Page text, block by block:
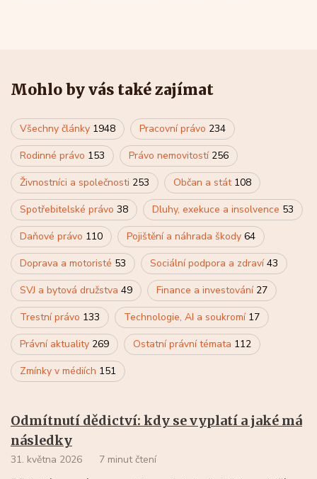
Mohlo by vás také zajímat
Všechny články 1948 Pracovní právo 234
Rodinné právo 153 Právo nemovitostí 256
Živnostníci a společnosti 253 Občan a stát 108
Spotřebitelské právo 38 Dluhy, exekuce a insolvence 53
Daňové právo 110 Pojištění a náhrada škody 64
Doprava a motoristé 53 Sociální podpora a zdraví43
SVJ a bytová družstva 49 Finance a investování 27
Trestní právo 133 Technologie, AI a soukromí 17
Právní aktuality 269 Ostatní právní témata 112
Zmínky v médiích 151
Odmítnutí dědictví: kdy se vyplatí a jaké má
následky
31. května 2026 7 minut čtení